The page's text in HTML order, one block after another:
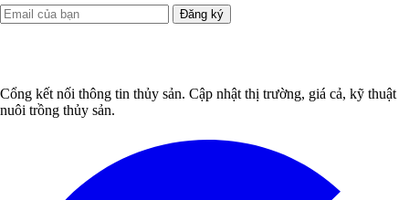
Đăng ký
Cổng kết nối thông tin thủy sản. Cập nhật thị trường, giá cả, kỹ thuật
nuôi trồng thủy sản.